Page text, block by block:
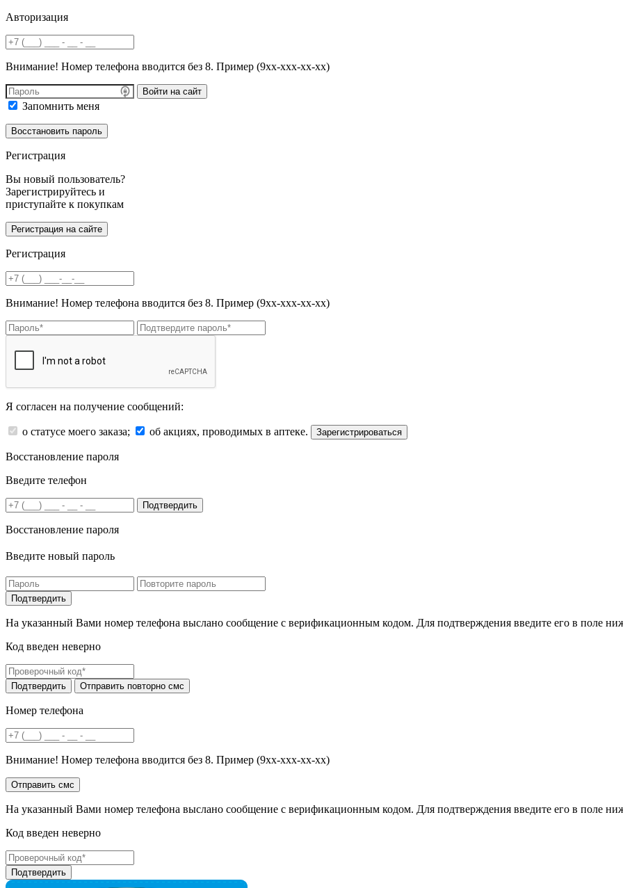
Авторизация
Внимание! Номер телефона вводится без 8. Пример (9хх-ххх-хх-хх)
Войти на сайт
Запомнить меня
Регистрация
Вы новый пользователь?
Зарегистрируйтесь и
приступайте к покупкам
Регистрация
Внимание! Номер телефона вводится без 8. Пример (9хх-ххх-хх-хх)
Я согласен на получение сообщений:
о статусе моего заказа; об акциях, проводимых в аптеке. Зарегистрироваться
Восстановление пароля
Введите телефон
Подтвердить
Восстановление пароля
Введите новый пароль
На указанный Вами номер телефона выслано сообщение с верификационным кодом. Для подтверждения введите его в поле
Код введен неверно
Номер телефона
Внимание! Номер телефона вводится без 8. Пример (9хх-ххх-хх-хх)
На указанный Вами номер телефона выслано сообщение с верификационным кодом. Для подтверждения введите его в поле
Код введен неверно